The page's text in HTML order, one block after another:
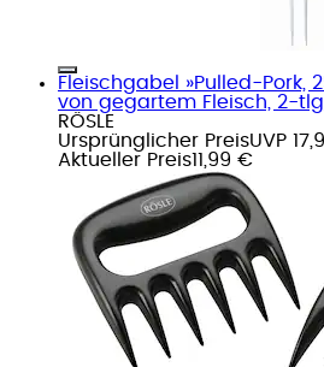
Fleischgabel »Pulled-Pork,
von gegartem Fleisch, 2-
RÖSLE
Ursprünglicher PreisUVP
Aktueller Preis11,99 €